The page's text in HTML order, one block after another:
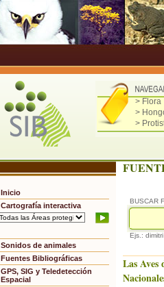
> Flora
>
>
Inicio
Cartografía interactiva
Sonidos de animales
Fuentes Bibliográficas
GPS, SIG y Teledetección
Espacial
BUSCAR
Ejs.:
Las Aves